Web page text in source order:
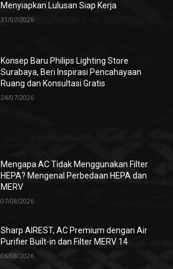
Menyiapkan Lulusan Siap Kerja
31/07/2026
Konsep Baru Philips Lighting Store
Surabaya, Beri Inspirasi Pencahayaan
Ruang dan Konsultasi Gratis
24/07/2026
Mengapa AC Tidak Menggunakan Filter
HEPA? Mengenal Perbedaan HEPA dan
MERV
07/08/2026
Sharp AIREST, AC Premium dengan Air
Purifier Built-in dan Filter MERV 14
06/08/2026